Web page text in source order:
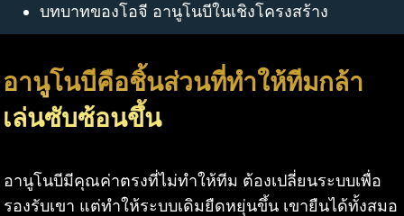
บทบาทของโอจี อานูโนบีในเชิงโครงสร้าง
อานูโนบีคือชิ้นส่วนที่ทำให้ทีมกล้า
เล่นซับซ้อนขึ้น
อานูโนบีมีคุณค่าตรงที่ไม่ทำให้ทีม ต้องเปลี่ยนระบบเพื่อ
รองรับเขา แต่ทำให้ระบบเดิมยืดหยุ่นขึ้น เขายืนได้ทั้งสมอ